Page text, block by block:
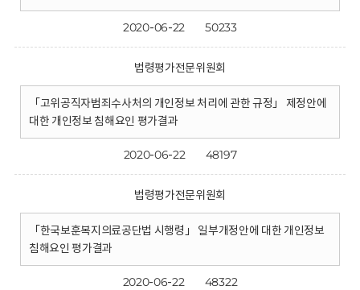
2020-06-22 50233
법령평가전문위원회
「고위공직자범죄수사처의 개인정보 처리에 관한 규정」 제정안에
대한 개인정보 침해요인 평가결과
2020-06-22 48197
법령평가전문위원회
「한국보훈복지의료공단법 시행령」 일부개정안에 대한 개인정보
침해요인 평가결과
2020-06-22 48322